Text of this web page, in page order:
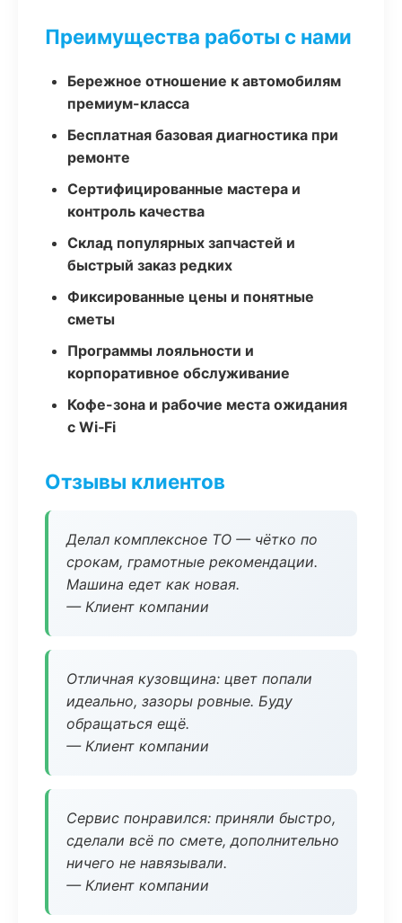
Преимущества работы с нами
Бережное отношение к автомобилям
премиум-класса
Бесплатная базовая диагностика при
ремонте
Сертифицированные мастера и
контроль качества
Склад популярных запчастей и
быстрый заказ редких
Фиксированные цены и понятные
сметы
Программы лояльности и
корпоративное обслуживание
Кофе-зона и рабочие места ожидания
с Wi‑Fi
Отзывы клиентов
Делал комплексное ТО — чётко по
срокам, грамотные рекомендации.
Машина едет как новая.
— Клиент компании
Отличная кузовщина: цвет попали
идеально, зазоры ровные. Буду
обращаться ещё.
— Клиент компании
Сервис понравился: приняли быстро,
сделали всё по смете, дополнительно
ничего не навязывали.
— Клиент компании